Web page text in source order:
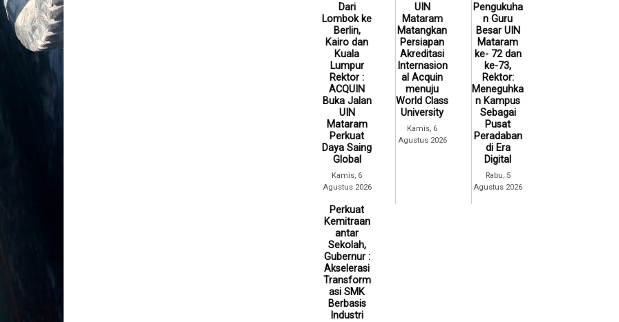
Dari
Lombok ke
Berlin,
Kairo dan
Kuala
Lumpur
Rektor :
ACQUIN
Buka Jalan
UIN
Mataram
Perkuat
Daya Saing
Global
Kamis, 6
Agustus 2026
UIN
Mataram
Matangkan
Persiapan
Akreditasi
Internasion
al Acquin
menuju
World Class
University
Kamis, 6
Agustus 2026
Pengukuha
n Guru
Besar UIN
Mataram
ke- 72 dan
ke-73,
Rektor:
Meneguhka
n Kampus
Sebagai
Pusat
Peradaban
di Era
Digital
Rabu, 5
Agustus 2026
Perkuat
Kemitraan
antar
Sekolah,
Gubernur :
Akselerasi
Transform
asi SMK
Berbasis
Industri